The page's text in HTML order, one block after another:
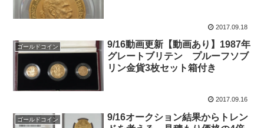
2017.09.18
ゴールドコイン
9/16動画更新【動画あり】1987年
グレートブリテン プルーフソブ
リン金貨3枚セット箱付き
2017.09.16
ゴールドコイン
9/16オークション結果からトレン